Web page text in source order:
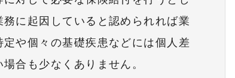
に起因していると認められれば業
や個々の基礎疾患などには個人差
合も少なくありません。